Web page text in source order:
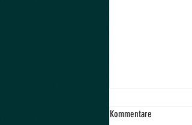
Kommentare